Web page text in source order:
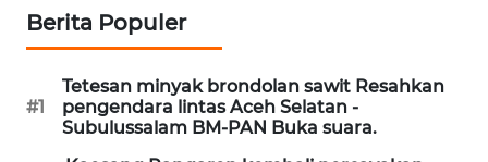
Berita Populer
#1
Tetesan minyak brondolan sawit Resahkan
pengendara lintas Aceh Selatan -
Subulussalam BM-PAN Buka suara.
METRO
JAKARTA
NEWS
KRT
NEWS